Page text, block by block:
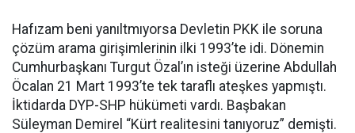
Hafızam beni yanıltmıyorsa Devletin PKK ile soruna
çözüm arama girişimlerinin ilki 1993’te idi. Dönemin
Cumhurbaşkanı Turgut Özal’ın isteği üzerine Abdullah
Öcalan 21 Mart 1993’te tek taraflı ateşkes yapmıştı.
İktidarda DYP-SHP hükümeti vardı. Başbakan
Süleyman Demirel “Kürt realitesini tanıyoruz” demişti.